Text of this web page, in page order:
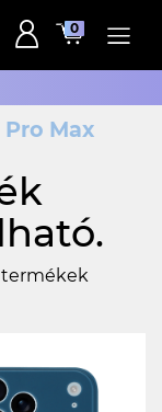
0
Pro Max
termékek